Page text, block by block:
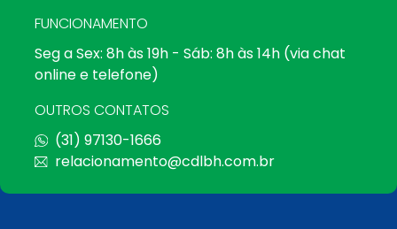
FUNCIONAMENTO
Seg a Sex: 8h às 19h - Sáb: 8h às 14h (via chat
online e telefone)
OUTROS CONTATOS
(31) 97130-1666
relacionamento@cdlbh.com.br